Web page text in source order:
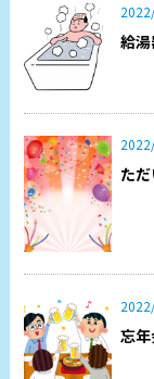
給
た
忘